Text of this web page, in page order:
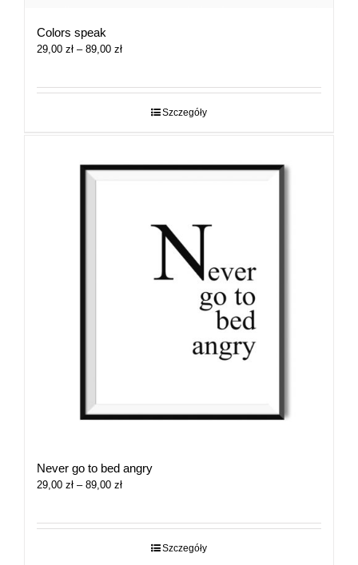
Colors speak
29,00 zł – 89,00 złZakres
29,00 zł
Szczegóły
Never go to bed angry
29,00 zł – 89,00 złZakres
29,00 zł
Szczegóły